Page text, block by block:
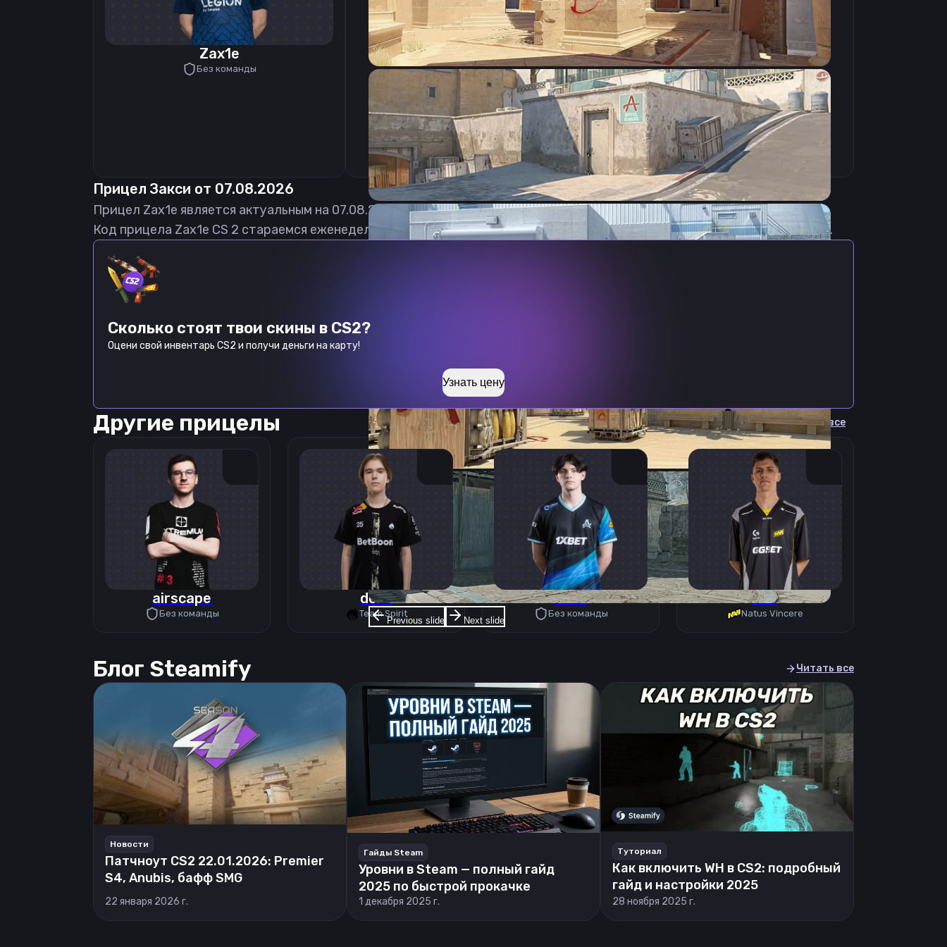
Zax1e
Без команды
Previous slide Next slide
CSGO-RPTFT-hoFzb-AsLm6-yzNOy-tDu8O
Скопировать
Прицел Закси от 07.08.2026
Прицел Zax1e является актуальным на 07.08.2026
Код прицела Zax1e CS 2 стараемся еженедельно обновлять, чтобы вы могли играть с актуальными настройками игрока.
Сколько стоят твои скины в CS2?
Оцени свой инвентарь CS2 и получи деньги на карту!
Узнать цену
Другие прицелы Cмотреть все
airscape
Без команды
donk
Team Spirit
deko
Без команды
B1T
Natus Vincere
Блог Steamify Читать все
Новости
Патчноут CS2 22.01.2026: Premier
S4, Anubis, бафф SMG
22 января 2026 г.
Гайды Steam
Уровни в Steam — полный гайд
2025 по быстрой прокачке
1 декабря 2025 г.
Туториал
Как включить WH в CS2: подробный
гайд и настройки 2025
28 ноября 2025 г.